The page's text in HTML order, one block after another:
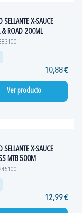
SELLANTE X-SAUCE
& ROAD 200ML
10,88 €
Ver producto
SELLANTE X-SAUCE
MTB 500M
12,99 €